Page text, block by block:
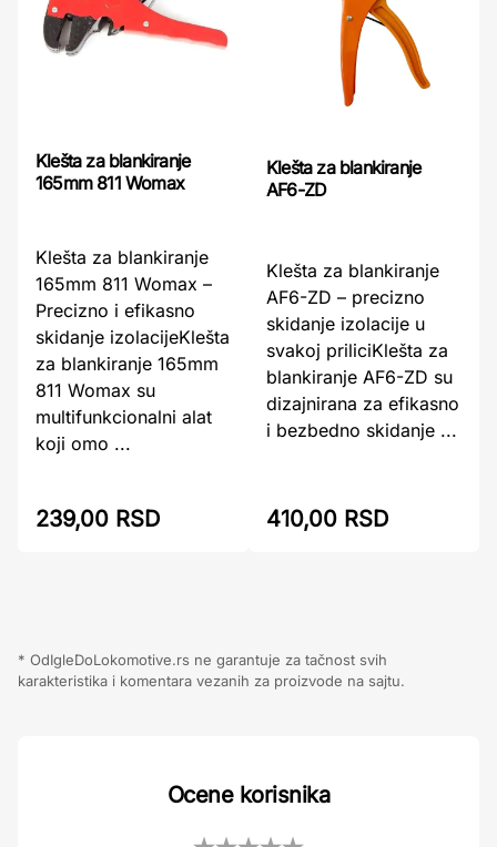
Klešta za blankiranje
165mm 811 Womax
Klešta za blankiranje
165mm 811 Womax –
Precizno i efikasno
skidanje izolacijeKlešta
za blankiranje 165mm
811 Womax su
multifunkcionalni alat
koji omo ...
239,00 RSD
Klešta za blankiranje
AF6-ZD
Klešta za blankiranje
AF6-ZD – precizno
skidanje izolacije u
svakoj priliciKlešta za
blankiranje AF6-ZD su
dizajnirana za efikasno
i bezbedno skidanje ...
410,00 RSD
* OdIgleDoLokomotive.rs ne garantuje za tačnost svih
karakteristika i komentara vezanih za proizvode na sajtu.
Ocene korisnika